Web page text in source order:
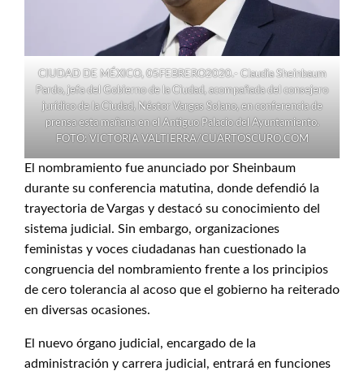
CIUDAD DE MÉXICO, 05FEBRERO2020.- Claudia Sheinbaum
Pardo, jefa del Gobierno de la Ciudad, acompañada del consejero
jurídico de la Ciudad, Néstor Vargas Solano, en conferencia de
prensa esta mañana en el Antiguo Palacio del Ayuntamiento.
FOTO: VICTORIA VALTIERRA/CUARTOSCURO.COM
El nombramiento fue anunciado por Sheinbaum
durante su conferencia matutina, donde defendió la
trayectoria de Vargas y destacó su conocimiento del
sistema judicial. Sin embargo, organizaciones
feministas y voces ciudadanas han cuestionado la
congruencia del nombramiento frente a los principios
de cero tolerancia al acoso que el gobierno ha reiterado
en diversas ocasiones.
El nuevo órgano judicial, encargado de la
administración y carrera judicial, entrará en funciones